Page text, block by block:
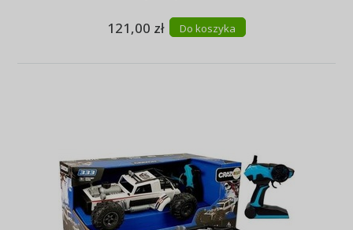
121,00 zł Do koszyka